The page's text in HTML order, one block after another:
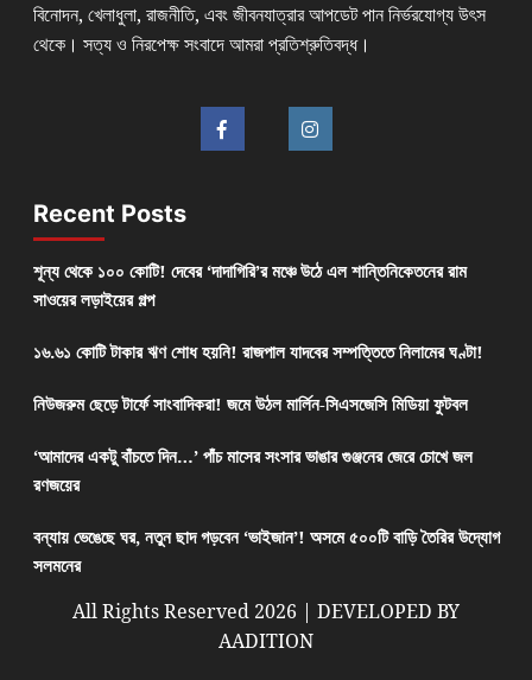
বিনোদন, খেলাধুলা, রাজনীতি, এবং জীবনযাত্রার আপডেট পান নির্ভরযোগ্য উৎস
থেকে। সত্য ও নিরপেক্ষ সংবাদে আমরা প্রতিশ্রুতিবদ্ধ।
Recent Posts
শূন্য থেকে ১০০ কোটি! দেবের ‘দাদাগিরি’র মঞ্চে উঠে এল শান্তিনিকেতনের রাম
সাওয়ের লড়াইয়ের গল্প
১৬.৬১ কোটি টাকার ঋণ শোধ হয়নি! রাজপাল যাদবের সম্পত্তিতে নিলামের ঘণ্টা!
নিউজরুম ছেড়ে টার্ফে সাংবাদিকরা! জমে উঠল মার্লিন-সিএসজেসি মিডিয়া ফুটবল
‘আমাদের একটু বাঁচতে দিন…’ পাঁচ মাসের সংসার ভাঙার গুঞ্জনের জেরে চোখে জল
রণজয়ের
বন্যায় ভেঙেছে ঘর, নতুন ছাদ গড়বেন ‘ভাইজান’! অসমে ৫০০টি বাড়ি তৈরির উদ্যোগ
সলমনের
All Rights Reserved 2026 | DEVELOPED BY
AADITION